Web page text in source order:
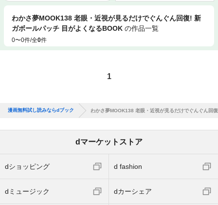
わかさ夢MOOK138 老眼・近視が見るだけでぐんぐん回復! 新
ガボールパッチ 目がよくなるBOOK の作品一覧
0〜0件/全0件
1
漫画無料試し読みならdブック わかさ夢MOOK138 老眼・近視が見るだけでぐんぐん回
dマーケットストア
dショッピング d fashion
dミュージック dカーシェア